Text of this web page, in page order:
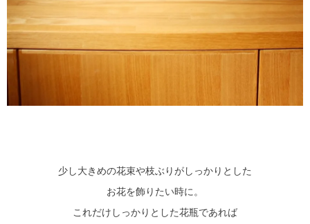
少し大きめの花束や枝ぶりがしっかりとした
お花を飾りたい時に。
これだけしっかりとした花瓶であれば